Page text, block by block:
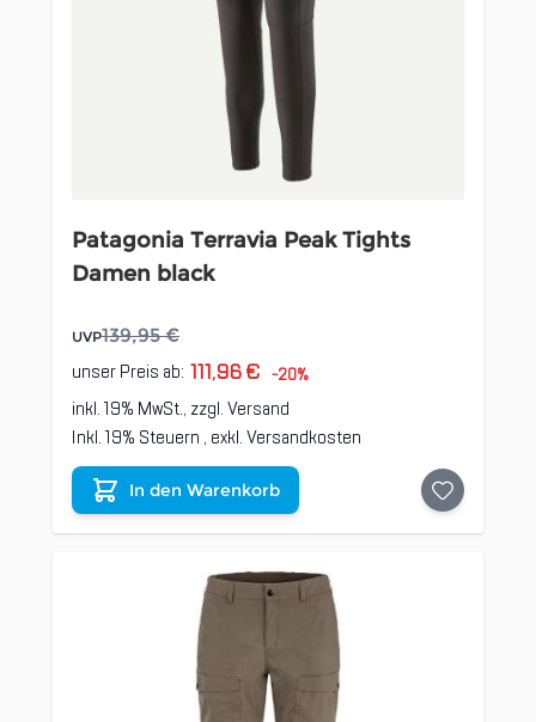
Patagonia Terravia Peak Tights
Damen black
UVP139,95 €
unser Preis ab: 111,96 € -20%
inkl. 19% MwSt., zzgl.Versand
Inkl. 19% Steuern , exkl.Versandkosten
In den Warenkorb